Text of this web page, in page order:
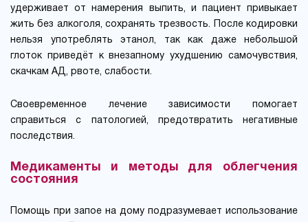
удерживает от намерения выпить, и пациент привыкает
жить без алкоголя, сохранять трезвость. После кодировки
нельзя употреблять этанол, так как даже небольшой
глоток приведёт к внезапному ухудшению самочувствия,
скачкам АД, рвоте, слабости.
Своевременное лечение зависимости помогает
справиться с патологией, предотвратить негативные
последствия.
Медикаменты и методы для облегчения
состояния
Помощь при запое на дому подразумевает использование